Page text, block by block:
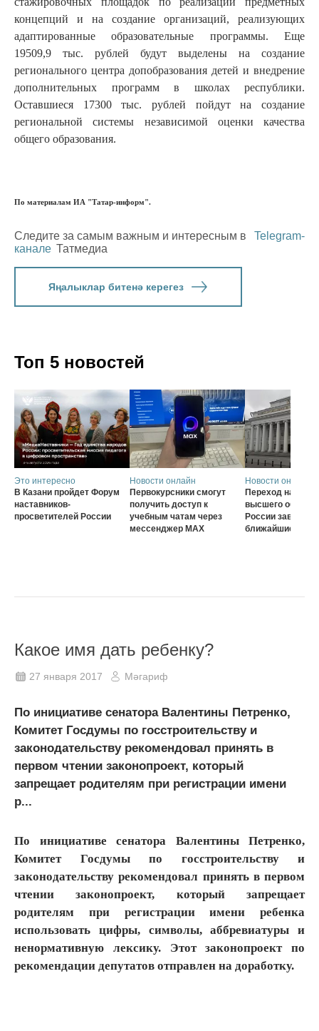
концепций и на создание организаций, реализующих
адаптированные образовательные программы. Еще
19509,9 тыс. рублей будут выделены на создание
регионального центра допобразования детей и внедрение
дополнительных программ в школах республики.
Оставшиеся 17300 тыс. рублей пойдут на создание
региональной системы независимой оценки качества
общего образования.
По материалам ИА "Татар-информ".
Следите за самым важным и интересным в
Telegram-
канале Татмедиа
Яңалыклар битенә керегез
Топ 5 новостей
Это интересно
В Казани пройдет Форум
наставников-
просветителей России
Новости онлайн
Первокурсники смогут
получить доступ к
учебным чатам через
мессенджер MAX
Новости онлайн
Переход на
высшего
России
ближайшие три
Какое имя дать ребенку?
27 января 2017 Мәгариф
По инициативе сенатора Валентины Петренко,
Комитет Госдумы по госстроительству и
законодательству рекомендовал принять в
первом чтении законопроект, который
запрещает родителям при регистрации имени
р...
По инициативе сенатора Валентины Петренко,
Комитет Госдумы по госстроительству и
законодательству рекомендовал принять в первом
чтении законопроект, который запрещает
родителям при регистрации имени ребенка
использовать цифры, символы, аббревиатуры и
ненормативную лексику. Этот законопроект по
рекомендации депутатов отправлен на доработку.